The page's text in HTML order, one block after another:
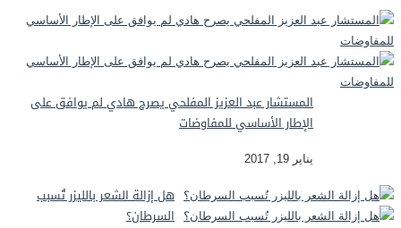
المستشار عبد العزيز المفلحي يصرح هادي لم يوافق على
الإطار الأساسي للمفاوضات
يناير 19, 2017
هل إزالة الشعر بالليزر تُسبب
السرطان؟